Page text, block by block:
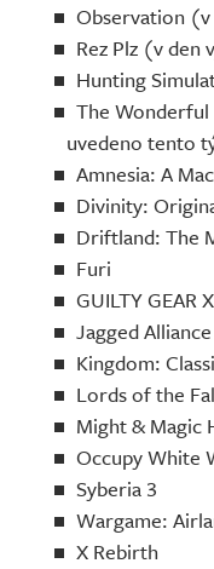
Observation (v
Rez Plz (v den
Hunting
The Wonderful
uvedeno tento
Amnesia: A
Divinity:
Driftland: The
Furi
GUILTY GEAR
Jagged
Kingdom:
Lords of the
Might & Magic
Occupy White
Syberia 3
Wargame:
X Rebirth